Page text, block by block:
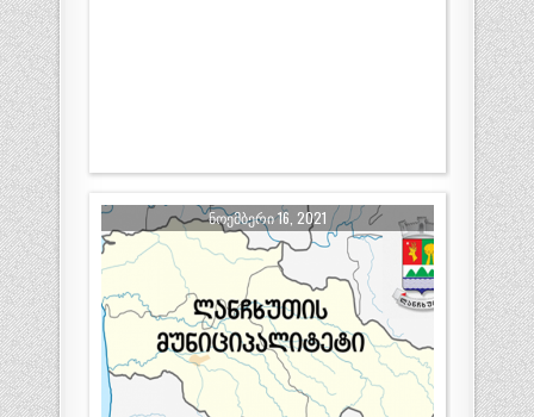
ᲜᲝᲔᲛᲑᲔᲠᲘ 16, 2021